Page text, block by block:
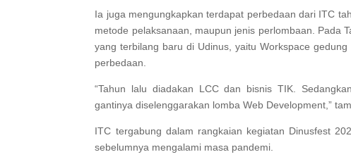
Ia juga mengungkapkan terdapat perbedaan dari ITC
metode pelaksanaan, maupun jenis perlombaan. Pada
yang terbilang baru di Udinus, yaitu Workspace
perbedaan.
“Tahun lalu diadakan LCC dan bisnis TIK.
gantinya diselenggarakan lomba Web Development,”
ITC tergabung dalam rangkaian kegiatan Dinusfest
sebelumnya mengalami masa pandemi.